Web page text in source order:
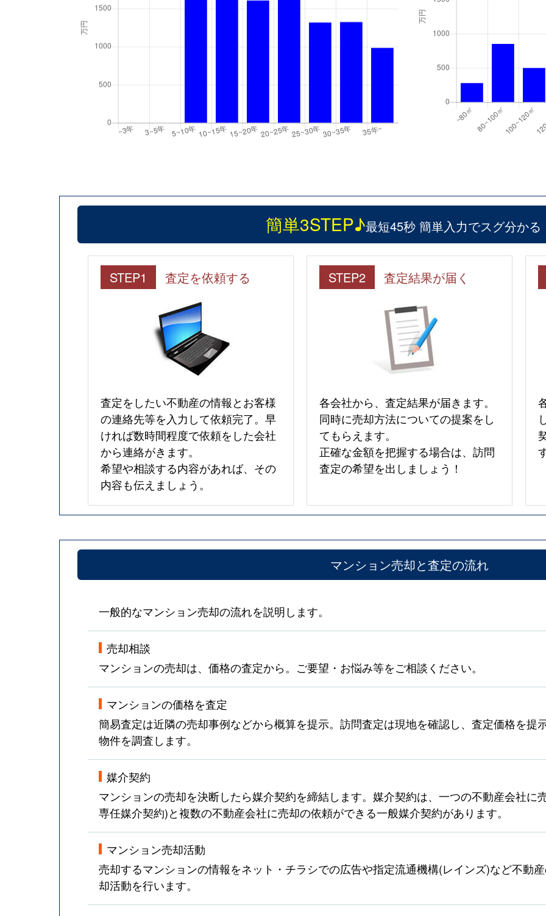
簡単3STEP♪最短45秒 簡単入力でスグ分かる
STEP1 査定を依頼する
査定をしたい不動産の情報とお客様
の連絡先等を入力して依頼完了。早
ければ数時間程度で依頼をした会社
から連絡がきます。
希望や相談する内容があれば、その
内容も伝えましょう。
STEP2 査定結果が届く
各会社から、査定結果が届きます。
同時に売却方法についての提案をし
てもらえます。
正確な金額を把握する場合は、訪問
査定の希望を出しましょう！
マンション売却と査定の流れ
一般的なマンション売却の流れを説明します。
売却相談
マンションの売却は、価格の査定から。ご要望・お悩み等をご相談ください。
マンションの価格を査定
簡易査定は近隣の売却事例などから概算を提示。訪問査定は現地を確認し、査定価格を提
物件を調査します。
媒介契約
マンションの売却を決断したら媒介契約を締結します。媒介契約は、一つの不動産会社に
専任媒介契約)と複数の不動産会社に売却の依頼ができる一般媒介契約があります。
マンション売却活動
売却するマンションの情報をネット・チラシでの広告や指定流通機構(レインズ)など不動
却活動を行います。